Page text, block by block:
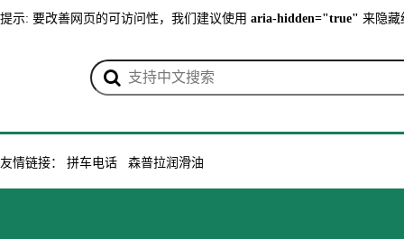
提示: 要改善网页的可访问性，我们建议使用 aria-hidden="true" 来隐藏
友情链接： 拼车电话 森普拉润滑油